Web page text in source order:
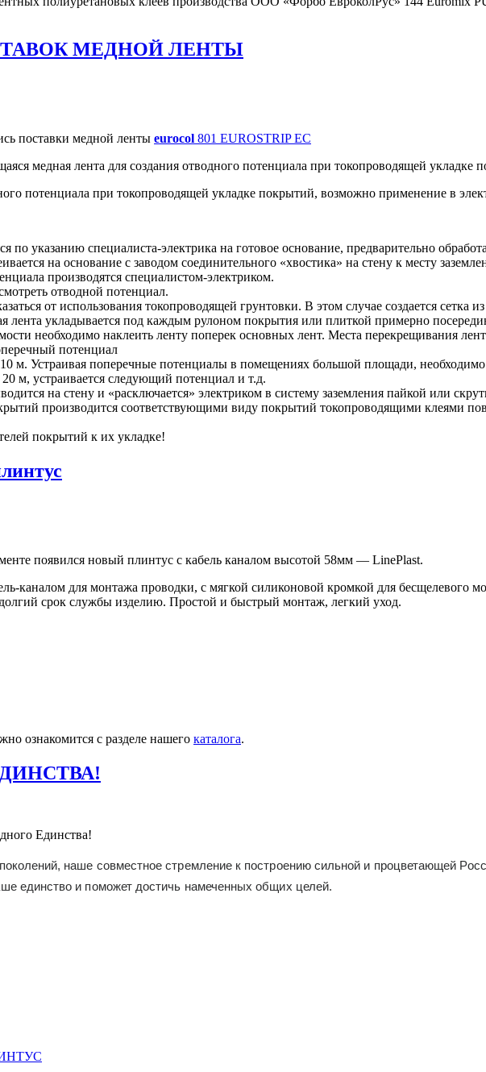
МЕДНОЙ ЛЕНТЫ
поставки медной ленты eurocol 801 EUROSTRIP EC
медная лента для создания отводного потенциала при токопроводящей укладке
потенциала при токопроводящей укладке покрытий, возможно применение в
по указанию специалиста-электрика на готовое основание, предварительно
на основание с заводом соединительного «хвостика» на стену к месту
производятся специалистом-электриком.
отводной потенциал.
от использования токопроводящей грунтовки. В этом случае создается сетка
лента укладывается под каждым рулоном покрытия или плиткой примерно
необходимо наклеить ленту поперек основных лент. Места перекрещивания
потенциал
м. Устраивая поперечные потенциалы в помещениях большой площади, необходимо
м, устраивается следующий потенциал и т.д.
на стену и «расключается» электриком в систему заземления пайкой или
производится соответствующими виду покрытий токопроводящими клеями
покрытий к их укладке!
появился новый плинтус с кабель каналом высотой 58мм — LinePlast.
каналом для монтажа проводки, с мягкой силиконовой кромкой для бесщелевого
срок службы изделию. Простой и быстрый монтаж, легкий уход.
ознакомится с разделе нашего каталога.
Единства!
наше совместное стремление к построению сильной и процветающей
единство и поможет достичь намеченных общих целей.